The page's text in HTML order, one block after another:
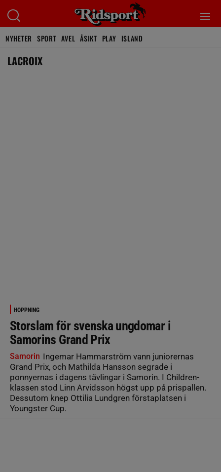
NYHETER SPORT AVEL ÅSIKT PLAY ISLAND
LACROIX
HOPPNING
Storslam för svenska ungdomar i
Samorins Grand Prix
Samorin Ingemar Hammarström vann juniorernas
Grand Prix, och Mathilda Hansson segrade i
ponnyernas i dagens tävlingar i Samorin. I Children-
klassen stod Linn Arvidsson högst upp på prispallen.
Dessutom knep Ottilia Lundgren förstaplatsen i
Youngster Cup.